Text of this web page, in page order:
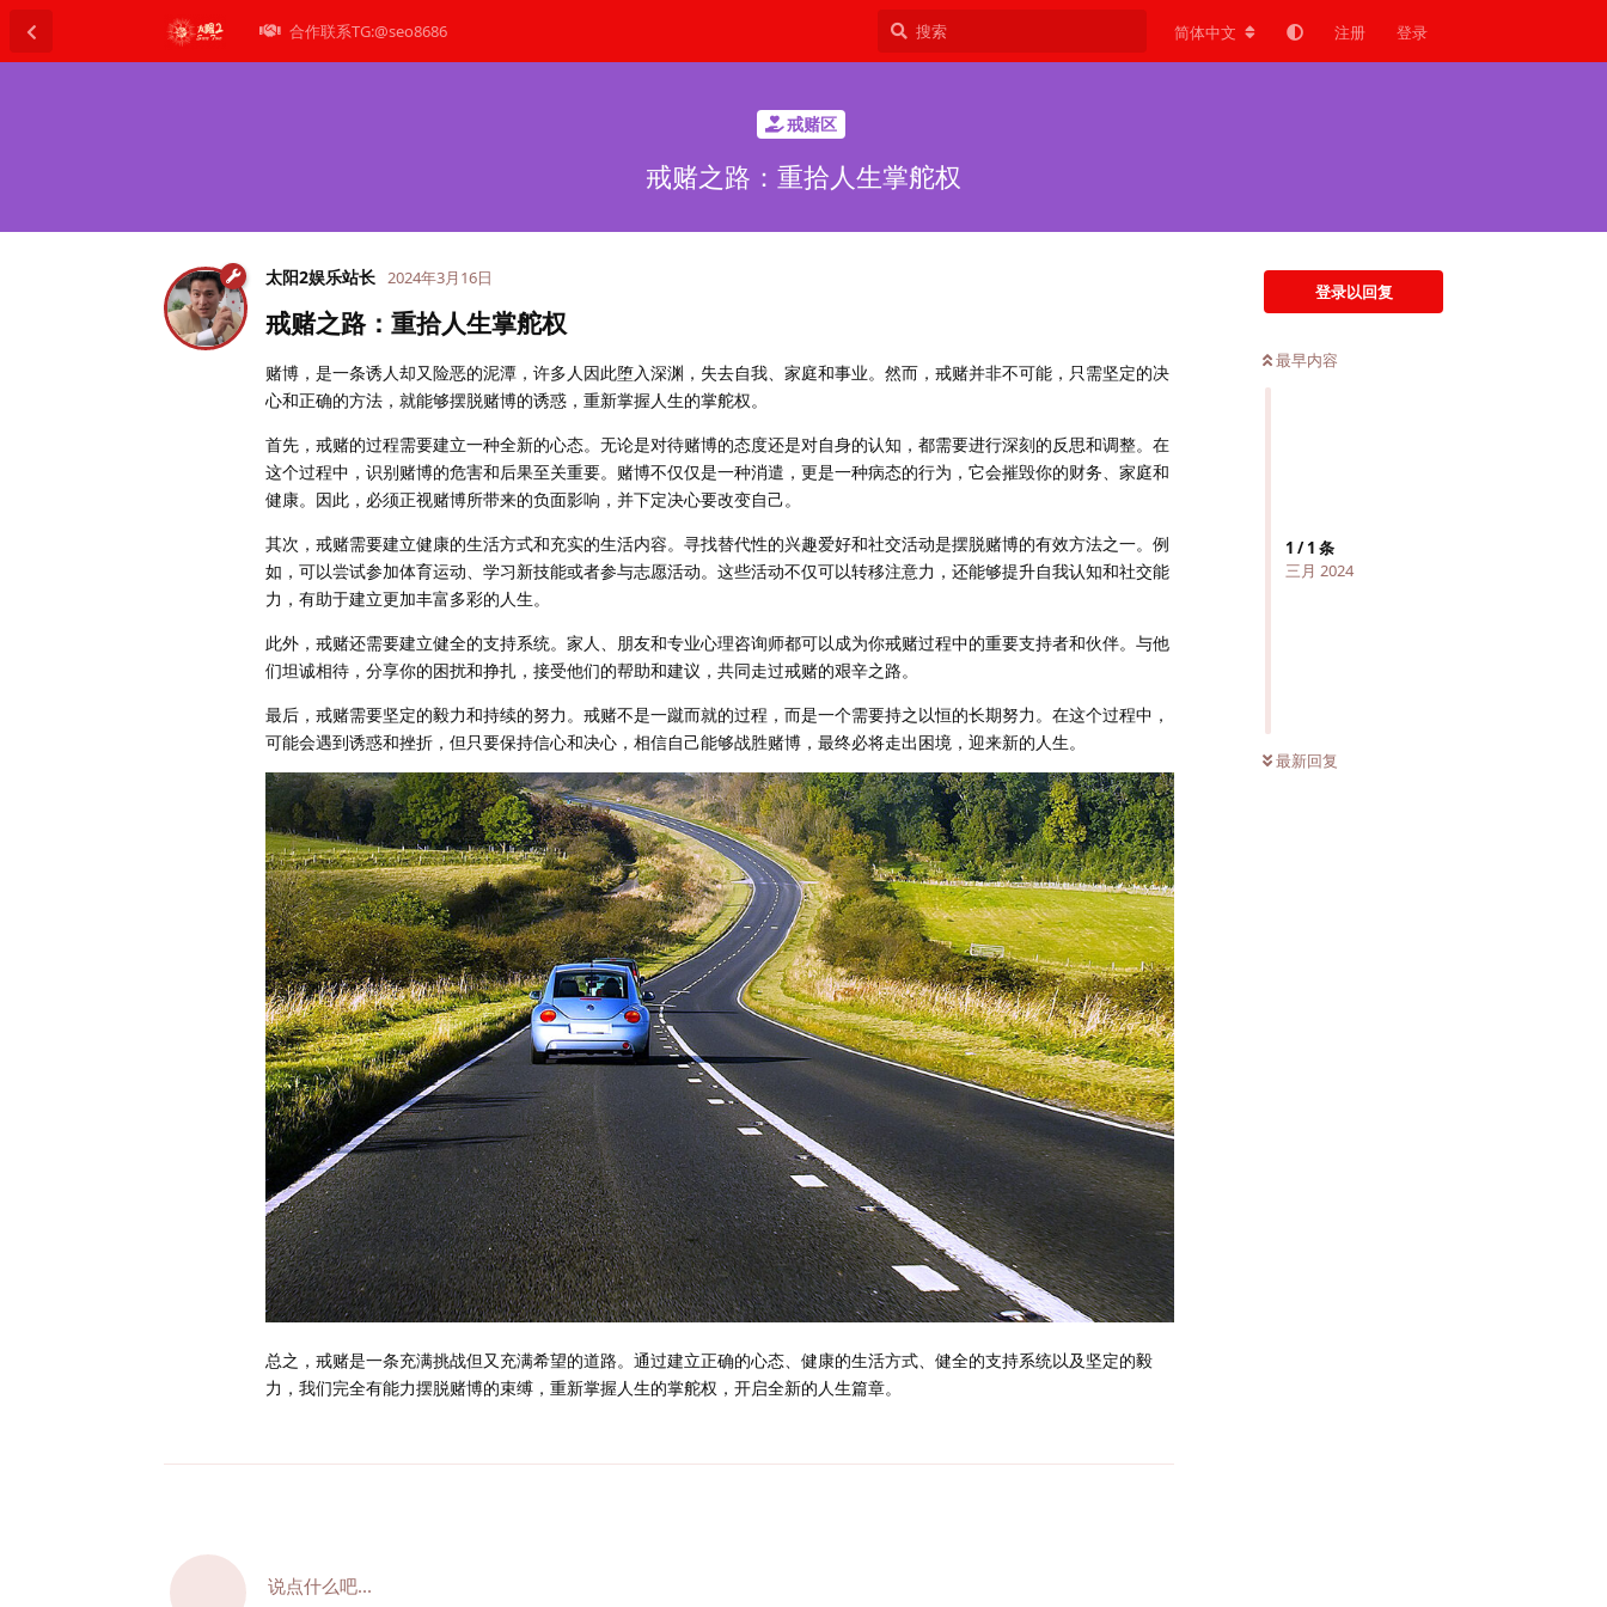
合作联系TG:@seo8686 简体中文 注册 登录
戒赌区
戒赌之路：重拾人生掌舵权
登录以回复
最早内容
1 /1 条
三月 2024
最新回复
太阳2娱乐站长 2024年3月16日
戒赌之路：重拾人生掌舵权
赌博，是一条诱人却又险恶的泥潭，许多人因此堕入深渊，失去自我、家庭和事业。然而，戒赌并非不可能，只需坚定的决
心和正确的方法，就能够摆脱赌博的诱惑，重新掌握人生的掌舵权。
首先，戒赌的过程需要建立一种全新的心态。无论是对待赌博的态度还是对自身的认知，都需要进行深刻的反思和调整。在
这个过程中，识别赌博的危害和后果至关重要。赌博不仅仅是一种消遣，更是一种病态的行为，它会摧毁你的财务、家庭和
健康。因此，必须正视赌博所带来的负面影响，并下定决心要改变自己。
其次，戒赌需要建立健康的生活方式和充实的生活内容。寻找替代性的兴趣爱好和社交活动是摆脱赌博的有效方法之一。例
如，可以尝试参加体育运动、学习新技能或者参与志愿活动。这些活动不仅可以转移注意力，还能够提升自我认知和社交能
力，有助于建立更加丰富多彩的人生。
此外，戒赌还需要建立健全的支持系统。家人、朋友和专业心理咨询师都可以成为你戒赌过程中的重要支持者和伙伴。与他
们坦诚相待，分享你的困扰和挣扎，接受他们的帮助和建议，共同走过戒赌的艰辛之路。
最后，戒赌需要坚定的毅力和持续的努力。戒赌不是一蹴而就的过程，而是一个需要持之以恒的长期努力。在这个过程中，
可能会遇到诱惑和挫折，但只要保持信心和决心，相信自己能够战胜赌博，最终必将走出困境，迎来新的人生。
总之，戒赌是一条充满挑战但又充满希望的道路。通过建立正确的心态、健康的生活方式、健全的支持系统以及坚定的毅
力，我们完全有能力摆脱赌博的束缚，重新掌握人生的掌舵权，开启全新的人生篇章。
说点什么吧...